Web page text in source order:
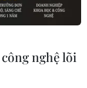
nghệ lõi